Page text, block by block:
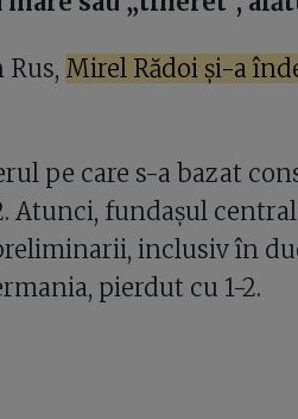
Mirel Rădoi și-a
pe care s-a bazat
Atunci, fundașul
inclusiv în
pierdut cu 1-2.